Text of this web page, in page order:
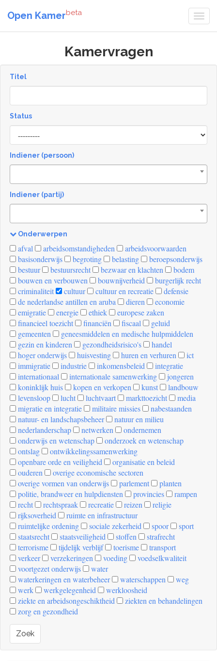
Open Kamerbeta
Kamervragen
Titel
Status
[invalid
name]
Indiener (persoon)
Indiener (partij)
Onderwerpen
[invalid
name]
afval arbeidsomstandigheden
arbeidsvoorwaarden
basisonderwijs
begroting belasting
beroepsonderwijs
bestuur
bestuursrecht bezwaar en klachten
bodem
bouwen en verbouwen
bouwnijverheid
burgerlijk recht
criminaliteit
cultuur cultuur en recreatie
defensie
de nederlandse antillen en aruba
dieren
economie
emigratie
energie ethiek
europese zaken
financieel toezicht
financiën fiscaal
geluid
gemeenten
geneesmiddelen en medische hulpmiddelen
gezin en kinderen
gezondheidsrisico's
handel
hoger onderwijs
huisvesting huren en verhuren
ict
immigratie
industrie inkomensbeleid
integratie
internationaal
internationale samenwerking
jongeren
koninklijk huis
kopen en verkopen kunst
landbouw
levensloop
lucht luchtvaart markttoezicht
media
migratie en integratie
militaire missies
nabestaanden
natuur- en landschapsbeheer
natuur en milieu
nederlanderschap
netwerken
ondernemen
onderwijs en wetenschap
onderzoek en wetenschap
ontslag
ontwikkelingssamenwerking
openbare orde en veiligheid
organisatie en beleid
ouderen
overige economische sectoren
overige vormen van onderwijs
parlement
planten
politie, brandweer en hulpdiensten
provincies
rampen
recht
rechtspraak recreatie reizen
religie
rijksoverheid
ruimte en infrastructuur
ruimtelijke ordening
sociale zekerheid spoor
sport
staatsrecht
staatsveiligheid stoffen
strafrecht
terrorisme
tijdelijk verblijf toerisme
transport
verkeer
verzekeringen voeding
voedselkwaliteit
voortgezet onderwijs
water
waterkeringen en waterbeheer
waterschappen
weg
werk
werkgelegenheid
werkloosheid
ziekte en arbeidsongeschiktheid
ziekten en behandelingen
zorg en gezondheid
Zoek